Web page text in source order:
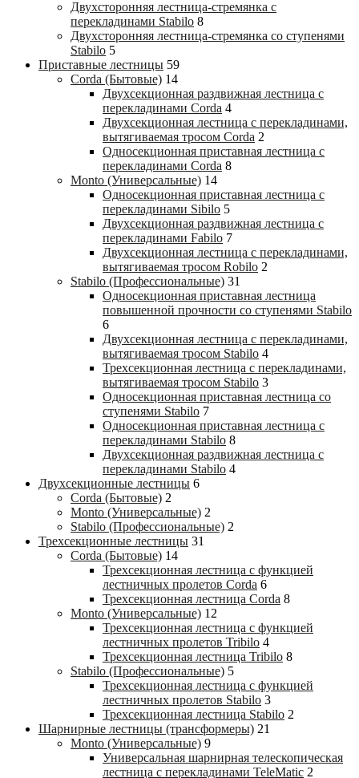
Двухсторонняя лестница-стремянка с
перекладинами Stabilo 8
Двухсторонняя лестница-стремянка со ступенями
Stabilo 5
Приставные лестницы 59
Corda (Бытовые) 14
Двухсекционная раздвижная лестница с
перекладинами Corda 4
Двухсекционная лестница с перекладинами,
вытягиваемая тросом Corda 2
Односекционная приставная лестница с
перекладинами Corda 8
Monto (Универсальные) 14
Односекционная приставная лестница с
перекладинами Sibilo 5
Двухсекционная раздвижная лестница с
перекладинами Fabilo 7
Двухсекционная лестница с перекладинами,
вытягиваемая тросом Robilo 2
Stabilo (Профессиональные) 31
Односекционная приставная лестница
повышенной прочности со ступенями Stabilo
6
Двухсекционная лестница с перекладинами,
вытягиваемая тросом Stabilo 4
Трехсекционная лестница с перекладинами,
вытягиваемая тросом Stabilo 3
Односекционная приставная лестница со
ступенями Stabilo 7
Односекционная приставная лестница с
перекладинами Stabilo 8
Двухсекционная раздвижная лестница с
перекладинами Stabilo 4
Двухсекционные лестницы 6
Corda (Бытовые) 2
Monto (Универсальные) 2
Stabilo (Профессиональные) 2
Трехсекционные лестницы 31
Corda (Бытовые) 14
Трехсекционная лестница с функцией
лестничных пролетов Corda 6
Трехсекционная лестница Corda 8
Monto (Универсальные) 12
Трехсекционная лестница с функцией
лестничных пролетов Tribilo 4
Трехсекционная лестница Tribilo 8
Stabilo (Профессиональные) 5
Трехсекционная лестница с функцией
лестничных пролетов Stabilo 3
Трехсекционная лестница Stabilo 2
Шарнирные лестницы (трансформеры) 21
Monto (Универсальные) 9
Универсальная шарнирная телескопическая
лестница с перекладинами TeleMatic 2